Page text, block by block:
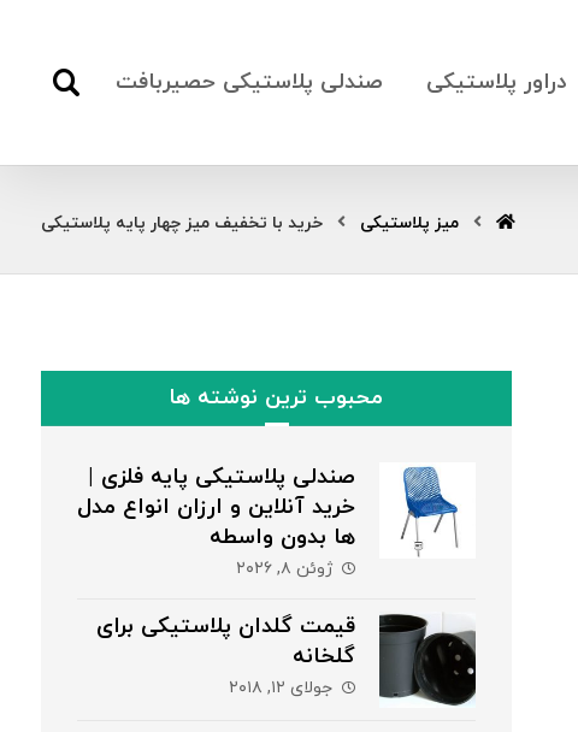
دراور پلاستیکی صندلی پلاستیکی حصیربافت
میز پلاستیکی خرید با تخفیف میز چهار پایه پلاستیکی
محبوب ترین نوشته ها
صندلی پلاستیکی پایه فلزی |
خرید آنلاین و ارزان انواع مدل
ها بدون واسطه
ژوئن ۸, ۲۰۲۶
قیمت گلدان پلاستیکی برای
گلخانه
جولای ۱۲, ۲۰۱۸